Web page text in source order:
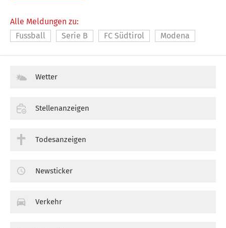
Alle Meldungen zu:
Fussball
Serie B FC Südtirol Modena
Wetter
Stellenanzeigen
Todesanzeigen
Newsticker
Verkehr